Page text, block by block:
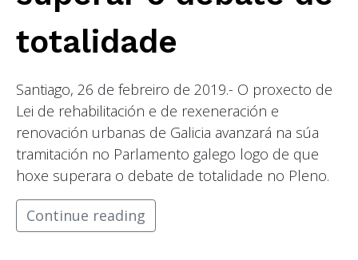
totalidade
Santiago, 26 de febreiro de 2019.- O proxecto de
Lei de rehabilitación e de rexeneración e
renovación urbanas de Galicia avanzará na súa
tramitación no Parlamento galego logo de que
hoxe superara o debate de totalidade no Pleno.
Continue reading